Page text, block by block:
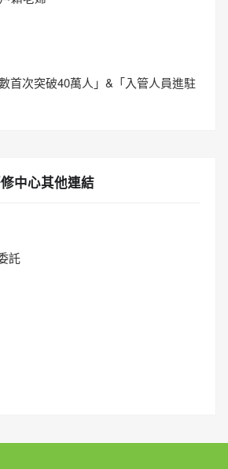
首次突破40萬人」&「入管人員進駐
中心其他連結
託